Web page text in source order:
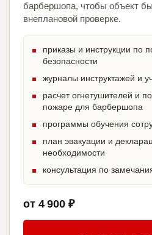
барбершопа, чтобы объект
внеплановой проверке.
приказы и инструкции по
безопасности
журналы инструктажей и
расчет огнетушителей и
пожаре для барбершопа
программы обучения
план эвакуации и
необходимости
консультация по
от 4 900 ₽